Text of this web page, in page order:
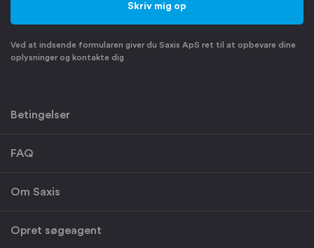
Ved at indsende formularen giver du Saxis ApS ret til at opbevare dine
oplysninger og kontakte dig
Betingelser
FAQ
Om Saxis
Opret søgeagent